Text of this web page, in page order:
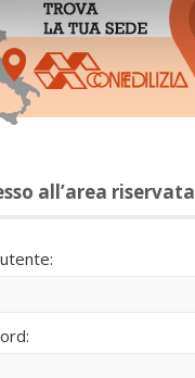
all’area riservata